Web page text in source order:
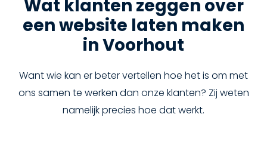
Wat klanten zeggen over
een website laten maken
in Voorhout
Want wie kan er beter vertellen hoe het is om met
ons samen te werken dan onze klanten? Zij weten
namelijk precies hoe dat werkt.